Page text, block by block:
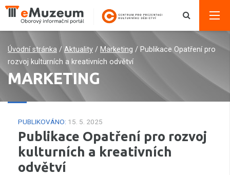
Úvodní stránka / Aktuality / Marketing / Publikace Opatření pro
rozvoj kulturních a kreativních odvětví
MARKETING
PUBLIKOVÁNO: 15. 5. 2025
Publikace Opatření pro rozvoj
kulturních a kreativních
odvětví